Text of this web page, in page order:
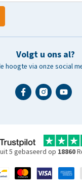
Volgt u ons al?
hoogte via onze social
uit 5 gebaseerd op 18860